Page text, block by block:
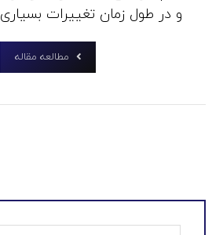
و در طول زمان تغییرات
مطالعه مقاله